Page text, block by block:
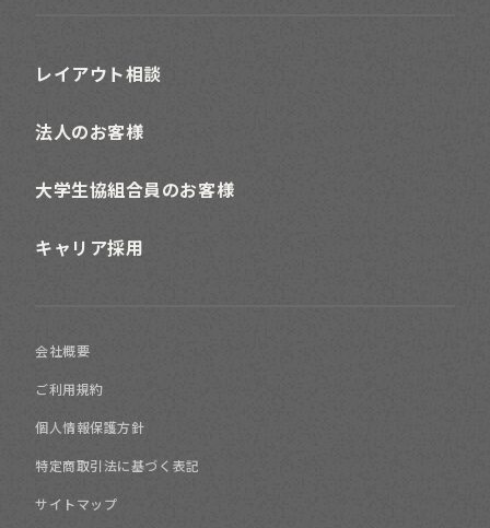
レイアウト相談
法人のお客様
大学生協組合員のお客様
キャリア採用
会社概要
ご利用規約
個人情報保護方針
特定商取引法に基づく表記
サイトマップ